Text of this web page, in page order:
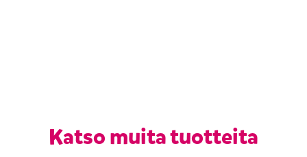
Katso muita tuotteita